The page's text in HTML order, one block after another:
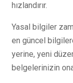
hızlandırır.
Yasal bilgiler
en güncel
yerine, yeni
belgelerinizin